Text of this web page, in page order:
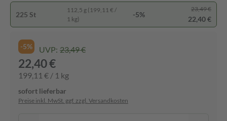
225 St
112,5 g (199,11 € /
1 kg)
-5%
23,49 €
22,40 €
-5% UVP: 23,49 €
22,40 €
199,11 € / 1 kg
sofort lieferbar
Preise inkl. MwSt. ggf. zzgl. Versandkosten